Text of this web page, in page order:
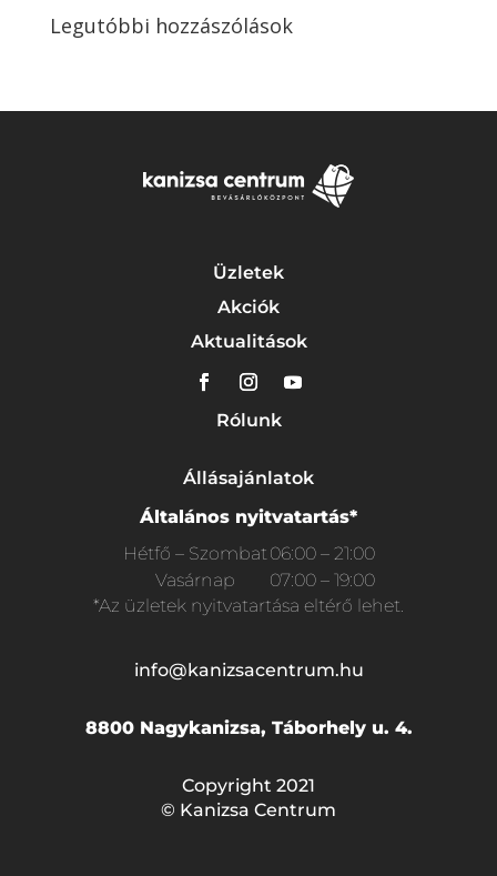
Legutóbbi hozzászólások
Üzletek
Akciók
Aktualitások
Rólunk
Állásajánlatok
Általános nyitvatartás*
Hétfő – Szombat06:00 – 21:00
Vasárnap
07:00 – 19:00
*Az üzletek nyitvatartása eltérő lehet.
info@kanizsacentrum.hu
8800 Nagykanizsa, Táborhely u. 4.
Copyright 2021
© Kanizsa Centrum